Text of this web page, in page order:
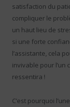
satisfaction du
compliquer le
un haut lieu de
si une forte
l’assistante, cela
invivable pour l’un
ressentira !
C’est pourquoi